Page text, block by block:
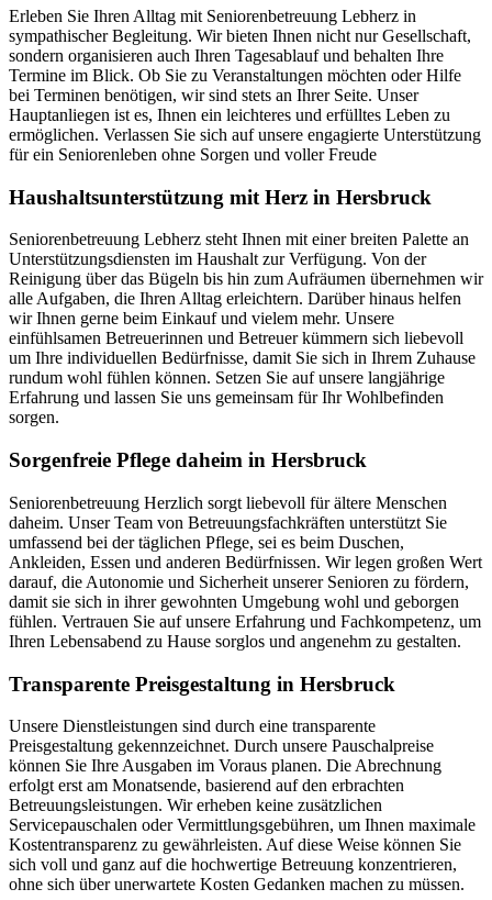
Erleben Sie Ihren Alltag mit Seniorenbetreuung Lebherz in
sympathischer Begleitung. Wir bieten Ihnen nicht nur Gesellschaft,
sondern organisieren auch Ihren Tagesablauf und behalten Ihre
Termine im Blick. Ob Sie zu Veranstaltungen möchten oder Hilfe
bei Terminen benötigen, wir sind stets an Ihrer Seite. Unser
Hauptanliegen ist es, Ihnen ein leichteres und erfülltes Leben zu
ermöglichen. Verlassen Sie sich auf unsere engagierte Unterstützung
für ein Seniorenleben ohne Sorgen und voller Freude
Haushalts­unterstützung mit Herz in Hersbruck
Seniorenbetreuung Lebherz steht Ihnen mit einer breiten Palette an
Unterstützungsdiensten im Haushalt zur Verfügung. Von der
Reinigung über das Bügeln bis hin zum Aufräumen übernehmen wir
alle Aufgaben, die Ihren Alltag erleichtern. Darüber hinaus helfen
wir Ihnen gerne beim Einkauf und vielem mehr. Unsere
einfühlsamen Betreuerinnen und Betreuer kümmern sich liebevoll
um Ihre individuellen Bedürfnisse, damit Sie sich in Ihrem Zuhause
rundum wohl fühlen können. Setzen Sie auf unsere langjährige
Erfahrung und lassen Sie uns gemeinsam für Ihr Wohlbefinden
sorgen.
Sorgenfreie Pflege daheim in Hersbruck
Seniorenbetreuung Herzlich sorgt liebevoll für ältere Menschen
daheim. Unser Team von Betreuungsfachkräften unterstützt Sie
umfassend bei der täglichen Pflege, sei es beim Duschen,
Ankleiden, Essen und anderen Bedürfnissen. Wir legen großen Wert
darauf, die Autonomie und Sicherheit unserer Senioren zu fördern,
damit sie sich in ihrer gewohnten Umgebung wohl und geborgen
fühlen. Vertrauen Sie auf unsere Erfahrung und Fachkompetenz, um
Ihren Lebensabend zu Hause sorglos und angenehm zu gestalten.
Transparente Preisgestaltung in Hersbruck
Unsere Dienstleistungen sind durch eine transparente
Preisgestaltung gekennzeichnet. Durch unsere Pauschalpreise
können Sie Ihre Ausgaben im Voraus planen. Die Abrechnung
erfolgt erst am Monatsende, basierend auf den erbrachten
Betreuungsleistungen. Wir erheben keine zusätzlichen
Servicepauschalen oder Vermittlungsgebühren, um Ihnen maximale
Kostentransparenz zu gewährleisten. Auf diese Weise können Sie
sich voll und ganz auf die hochwertige Betreuung konzentrieren,
ohne sich über unerwartete Kosten Gedanken machen zu müssen.